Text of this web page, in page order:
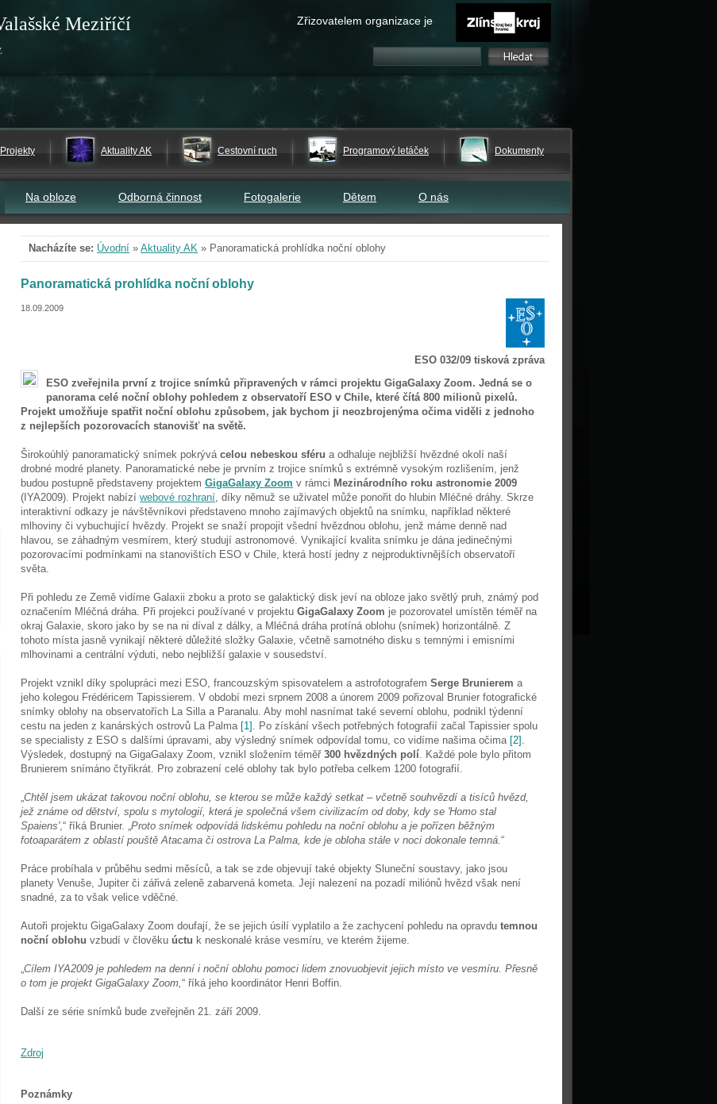
Meziříčí Zřizovatelem organizace je
Projekty Aktuality AK Cestovní ruch Programový letáček Dokumenty
Na obloze Odborná činnost Fotogalerie Dětem O nás
Nacházíte se: Úvodní » Aktuality AK » Panoramatická prohlídka noční oblohy
Panoramatická prohlídka noční oblohy
18.09.2009
ESO 032/09 tisková zpráva
ESO zveřejnila první z trojice snímků připravených v rámci projektu GigaGalaxy Zoom. Jedná se o
panorama celé noční oblohy pohledem z observatoří ESO v Chile, které čítá 800 milionů pixelů.
Projekt umožňuje spatřit noční oblohu způsobem, jak bychom ji neozbrojenýma očima viděli z jednoho
z nejlepších pozorovacích stanovišť na světě.
Širokoúhlý panoramatický snímek pokrývá celou nebeskou sféru a odhaluje nejbližší hvězdné okolí naší
drobné modré planety. Panoramatické nebe je prvním z trojice snímků s extrémně vysokým rozlišením, jenž
budou postupně představeny projektem GigaGalaxy Zoom v rámci Mezinárodního roku astronomie 2009
(IYA2009). Projekt nabízí webové rozhraní, díky němuž se uživatel může ponořit do hlubin Mléčné dráhy. Skrze
interaktivní odkazy je návštěvníkovi představeno mnoho zajímavých objektů na snímku, například některé
mlhoviny či vybuchující hvězdy. Projekt se snaží propojit všední hvězdnou oblohu, jenž máme denně nad
hlavou, se záhadným vesmírem, který studují astronomové. Vynikající kvalita snímku je dána jedinečnými
pozorovacími podmínkami na stanovištích ESO v Chile, která hostí jedny z nejproduktivnějších observatoří
světa.
Při pohledu ze Země vidíme Galaxii zboku a proto se galaktický disk jeví na obloze jako světlý pruh, známý pod
označením Mléčná dráha. Při projekci používané v projektu GigaGalaxy Zoom je pozorovatel umístěn téměř na
okraj Galaxie, skoro jako by se na ni díval z dálky, a Mléčná dráha protíná oblohu (snímek) horizontálně. Z
tohoto místa jasně vynikají některé důležité složky Galaxie, včetně samotného disku s temnými i emisními
mlhovinami a centrální výduti, nebo nejbližší galaxie v sousedství.
Projekt vznikl díky spolupráci mezi ESO, francouzským spisovatelem a astrofotografem Serge Brunierem a
jeho kolegou Frédéricem Tapissierem. V období mezi srpnem 2008 a únorem 2009 pořizoval Brunier fotografické
snímky oblohy na observatořích La Silla a Paranalu. Aby mohl nasnímat také severní oblohu, podnikl týdenní
cestu na jeden z kanárských ostrovů La Palma [1] . Po získání všech potřebných fotografií začal Tapissier spolu
se specialisty z ESO s dalšími úpravami, aby výsledný snímek odpovídal tomu, co vidíme našima očima [2] .
Výsledek, dostupný na GigaGalaxy Zoom, vznikl složením téměř 300 hvězdných polí. Každé pole bylo přitom
Brunierem snímáno čtyřikrát. Pro zobrazení celé oblohy tak bylo potřeba celkem 1200 fotografií.
„Chtěl jsem ukázat takovou noční oblohu, se kterou se může každý setkat – včetně souhvězdí a tisíců hvězd,
jež známe od dětství, spolu s mytologií, která je společná všem civilizacím od doby, kdy se 'Homo stal
Spaiens',“ říká Brunier. „Proto snímek odpovídá lidskému pohledu na noční oblohu a je pořízen běžným
fotoaparátem z oblastí pouště Atacama či ostrova La Palma, kde je obloha stále v noci dokonale temná.“
Práce probíhala v průběhu sedmi měsíců, a tak se zde objevují také objekty Sluneční soustavy, jako jsou
planety Venuše, Jupiter či zářivá zeleně zabarvená kometa. Její nalezení na pozadí miliónů hvězd však není
snadné, za to však velice vděčné.
Autoři projektu GigaGalaxy Zoom doufají, že se jejich úsilí vyplatilo a že zachycení pohledu na opravdu temnou
noční oblohu vzbudí v člověku úctu k neskonalé kráse vesmíru, ve kterém žijeme.
„Cílem IYA2009 je pohledem na denní i noční oblohu pomoci lidem znovuobjevit jejich místo ve vesmíru. Přesně
o tom je projekt GigaGalaxy Zoom,“ říká jeho koordinátor Henri Boffin.
Další ze série snímků bude zveřejněn 21. září 2009.
Zdroj
Poznámky